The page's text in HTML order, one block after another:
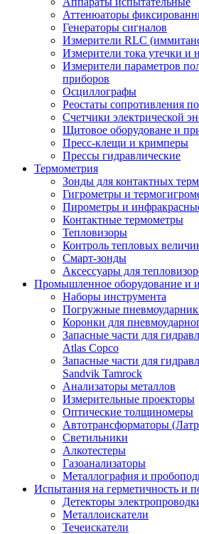
Аттенюаторы
Генераторы сигналов
Измерители RLC
Измерители тока утечки и
Измерители параметров
приборов
Осциллографы
Реостаты сопротивления
Счетчики электрической
Щитовое оборудоване и
Пресс-клещи и кримперы
Прессы гидравлические
Термометрия
Зонды для контактных
Гигрометры и
Пирометры и
Контактные термометры
Тепловизоры
Контроль тепловых
Смарт-зонды
Аксессуары для
Промышленное оборудование и
Наборы инструмента
Погружные
Коронки для
Запасные части для
Atlas Copco
Запасные части для
Sandvik Tamrock
Анализаторы металлов
Измерительные проекторы
Оптические толщиномеры
Автотрансформаторы
Светильники
Алкотестеры
Газоанализаторы
Металлография и
Испытания на герметичность и
Детекторы
Металлоискатели
Течеискатели